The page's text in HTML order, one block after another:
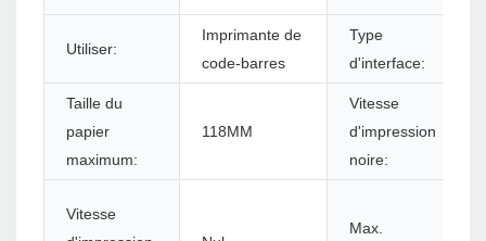
Utiliser:
Imprimante de
code-barres
Type
d'interface:
Taille du
papier
maximum:
118MM
Vitesse
d'impression
noire:
Vitesse
Max.